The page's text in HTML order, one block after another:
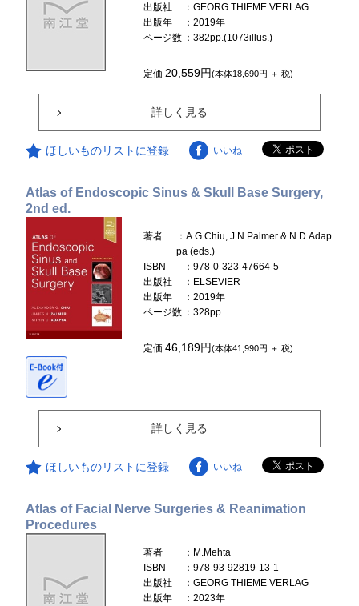
出版社
：GEORG THIEME VERLAG
出版年
：2019年
ページ数 ：382pp.(1073illus.)
定価 20,559円(本体18,690円 ＋ 税)
詳しく見る
ほしいものリストに登録 いいね
Atlas of Endoscopic Sinus & Skull Base Surgery,
2nd ed.
著者
：A.G.Chiu, J.N.Palmer & N.D.Adap
pa (eds.)
ISBN
：978-0-323-47664-5
出版社
：ELSEVIER
出版年
：2019年
ページ数 ：328pp.
定価46,189円(本体41,990円 ＋ 税)
詳しく見る
ほしいものリストに登録 いいね
Atlas of Facial Nerve Surgeries & Reanimation
Procedures
著者
：M.Mehta
ISBN
：978-93-92819-13-1
出版社
：GEORG THIEME VERLAG
出版年
：2023年